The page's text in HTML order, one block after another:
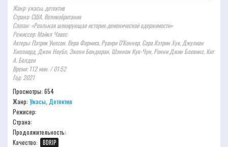
Жанр: ужасы, детектив
Страна: США, Великобритания
Слоган: «Реальная шокирующая история демонической одержимости»
Режиссер: Майкл Чавес
Актеры: Патрик Уилсон, Вера Фармига, Руаири О’Коннор, Сара Кэтрин Хук, Джулиан
Хиллиард, Джон Ноубл, Эжени Бондюран, Шэннон Кук-Чун, Ронни Джин Блевинс, Кит
А. Болден
Время: 112 мин. / 01:52
Год: 2021
Просмотры: 654
Жанр: Ужасы Детектив
Режисер:
Страна:
Продолжительность:
Качество:
BDRIP